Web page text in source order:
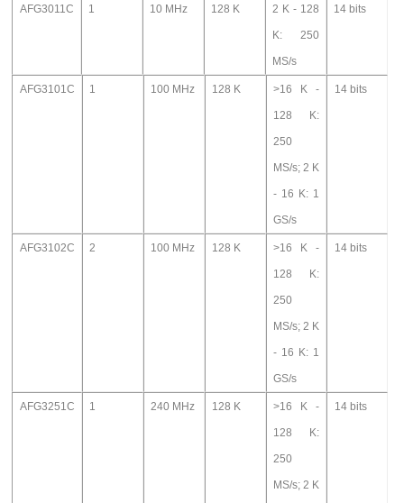
AFG3011C 1 10 MHz 128 K 2 K - 128
K: 250
MS/s
14 bits
AFG3101C 1 100 MHz 128 K >16 K -
128 K:
250
MS/s; 2 K
- 16 K: 1
GS/s
14 bits
AFG3102C 2 100 MHz 128 K >16 K -
128 K:
250
MS/s; 2 K
- 16 K: 1
GS/s
14 bits
AFG3251C 1 240 MHz 128 K >16 K -
128 K:
250
MS/s; 2 K
14 bits